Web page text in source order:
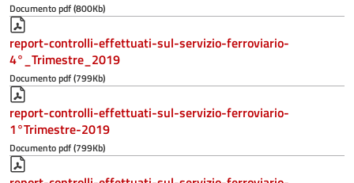
Documento pdf (800Kb)
report-controlli-effettuati-sul-servizio-ferroviario-
4°_Trimestre_2019
Documento pdf (799Kb)
report-controlli-effettuati-sul-servizio-ferroviario-
1°Trimestre-2019
Documento pdf (799Kb)